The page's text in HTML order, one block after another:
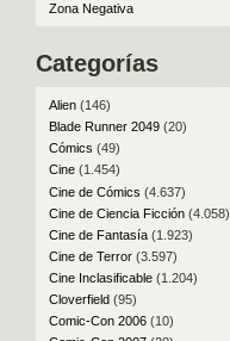
Zona Negativa
Categorías
Alien(146)
Blade Runner 2049(20)
Cómics (49)
Cine(1.454)
Cine de Cómics (4.637)
Cine de Ciencia Ficción(4.058)
Cine de Fantasía(1.923)
Cine de Terror(3.597)
Cine Inclasificable(1.204)
Cloverfield(95)
Comic-Con 2006(10)